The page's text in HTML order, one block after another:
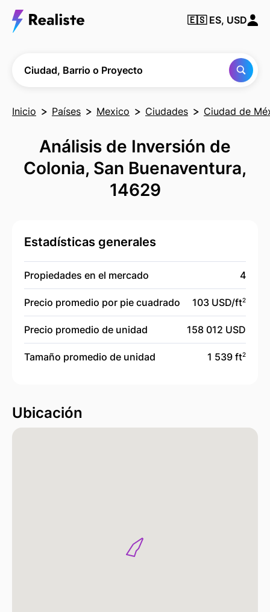
Encuentra
cualquier
🇪🇸 ES, USD
Ciudad, Barrio o Proyecto
Inicio Países Mexico Ciudades Ciudad de
Análisis de Inversión de
Colonia, San Buenaventura,
14629
Estadísticas generales
Propiedades en el mercado 4
Precio promedio por pie cuadrado 103 USD/ft2
Precio promedio de unidad 158 012 USD
Tamaño promedio de unidad 1 539 ft2
Ubicación